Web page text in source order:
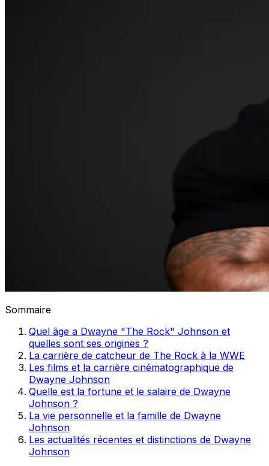
Sommaire
Quel âge a Dwayne "The Rock" Johnson et
quelles sont ses origines ?
La carrière de catcheur de The Rock à la WWE
Les films et la carrière cinématographique de
Dwayne Johnson
Quelle est la fortune et le salaire de Dwayne
Johnson ?
La vie personnelle et la famille de Dwayne
Johnson
Les actualités récentes et distinctions de Dwayne
Johnson